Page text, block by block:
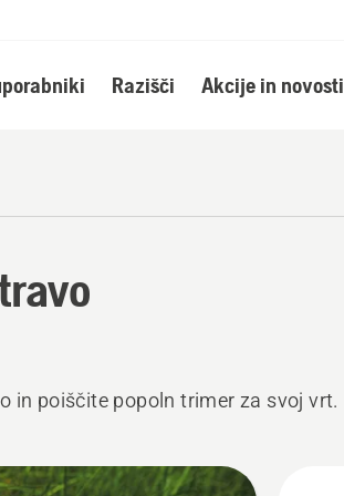
Razišči Akcije in novosti
in poiščite popoln trimer za svoj vrt.